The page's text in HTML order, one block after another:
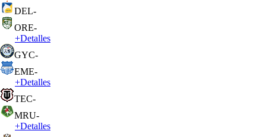
DEL-
ORE-
+Detalles
GYC-
EME-
+Detalles
TEC-
MRU-
+Detalles